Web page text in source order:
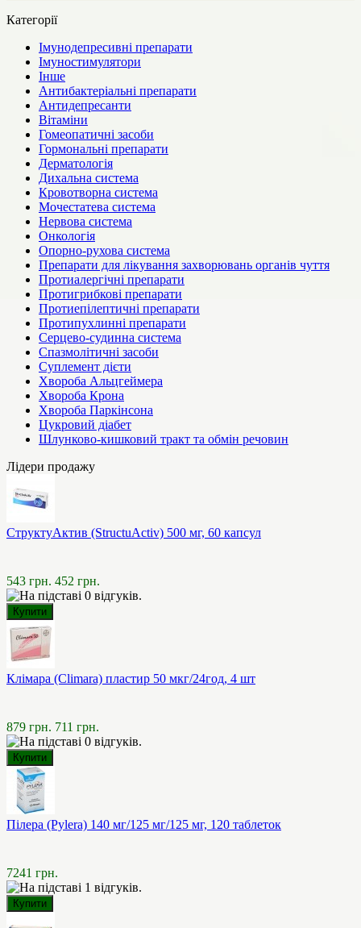
Категорії
Імунодепресивні препарати
Імуностимулятори
Інше
Антибактеріальні препарати
Антидепресанти
Вітаміни
Гомеопатичні засоби
Гормональні препарати
Дерматологія
Дихальна система
Кровотворна система
Мочестатева система
Нервова система
Онкологія
Опорно-рухова система
Препарати для лікування захворювань органів чуття
Протиалергічні препарати
Протигрибкові препарати
Протиепілептичні препарати
Протипухлинні препарати
Серцево-судинна система
Спазмолітичні засоби
Суплемент дієти
Хвороба Альцгеймера
Хвороба Крона
Хвороба Паркінсона
Цукровий діабет
Шлунково-кишковий тракт та обмін речовин
Лідери продажу
СтруктуАктив (StructuActiv) 500 мг, 60 капсул
543 грн. 452 грн.
Клімара (Climara) пластир 50 мкг/24год, 4 шт
879 грн. 711 грн.
Пілера (Pylera) 140 мг/125 мг/125 мг, 120 таблеток
7241 грн.